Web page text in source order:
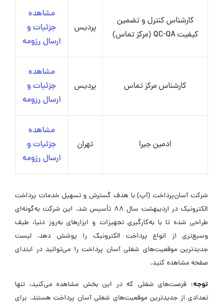
کارشناس کنترل و تضمین
کیفیت QC-QA (مرکز تماس)
پردیس
مشاهده
جزئیات و
ارسال رزومه
کارشناس مرکز تماس پردیس
مشاهده
جزئیات و
ارسال رزومه
ادمین جیرا تهران
مشاهده
جزئیات و
ارسال رزومه
شرکت آسان‌پرداخت (آپ) با هدف گسترش و تسهیل خدمات پرداخت
الکترونیک در اردیبهشت سال ۸۸ تأسیس شد. این شرکت به‌گونه‌ای
طراحی شده تا با به‌کارگیری تجهیزات و ابزارهای به‌روز دنیا، طیف
وسیع‌تری از انواع پرداخت الکترونیک را پوشش دهد. لیست
جدیدترین موقعیت‌های شغلی آسان پرداخت را می‌توانید در ابتدای
صفحه مشاهده کنید.
توجه: فرصت‌های شغلی که در این بخش مشاهده می‌کنید، تنها
تعدادی از جدیدترین موقعیت‌های شغلی آسان پرداخت هستند. برای